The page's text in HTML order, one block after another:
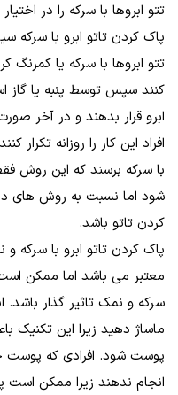
تتو ابروها با سرکه را در
پاک کردن تاتو ابرو با سرکه
تتو ابروها با سرکه یا کمرنگ
ابرو قرار بدهند و در آخر
افراد این کار را روزانه
با سرکه برسند که این روش
شود اما نسبت به روش های
کردن تاتو باشد.
پاک کردن تاتو ابرو با
معتبر می باشد اما ممکن است
سرکه و نمک تاثیر گذار باشد.
ماساژ دهید زیرا این
پوست شود. افرادی که پوست
انجام ندهند زیرا ممکن